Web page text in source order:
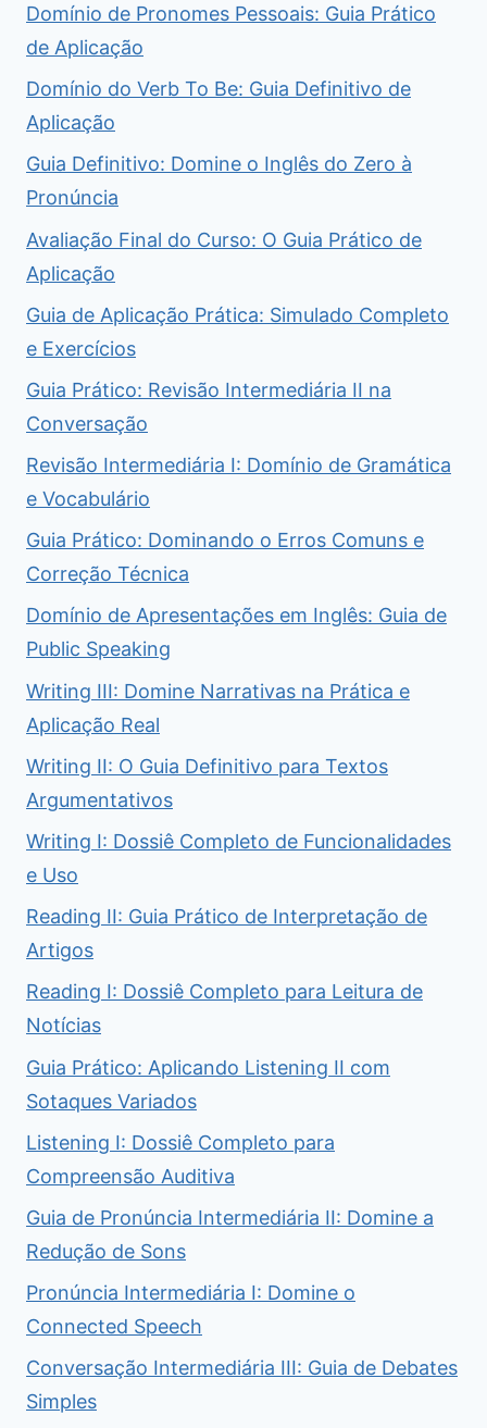
Domínio de Pronomes Pessoais: Guia Prático
de Aplicação
Domínio do Verb To Be: Guia Definitivo de
Aplicação
Guia Definitivo: Domine o Inglês do Zero à
Pronúncia
Avaliação Final do Curso: O Guia Prático de
Aplicação
Guia de Aplicação Prática: Simulado Completo
e Exercícios
Guia Prático: Revisão Intermediária II na
Conversação
Revisão Intermediária I: Domínio de Gramática
e Vocabulário
Guia Prático: Dominando o Erros Comuns e
Correção Técnica
Domínio de Apresentações em Inglês: Guia de
Public Speaking
Writing III: Domine Narrativas na Prática e
Aplicação Real
Writing II: O Guia Definitivo para Textos
Argumentativos
Writing I: Dossiê Completo de Funcionalidades
e Uso
Reading II: Guia Prático de Interpretação de
Artigos
Reading I: Dossiê Completo para Leitura de
Notícias
Guia Prático: Aplicando Listening II com
Sotaques Variados
Listening I: Dossiê Completo para
Compreensão Auditiva
Guia de Pronúncia Intermediária II: Domine a
Redução de Sons
Pronúncia Intermediária I: Domine o
Connected Speech
Conversação Intermediária III: Guia de Debates
Simples